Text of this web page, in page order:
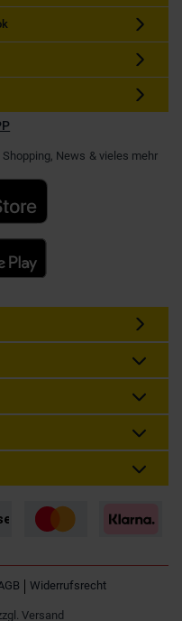
News & vieles mehr
Widerrufsrecht
Versand